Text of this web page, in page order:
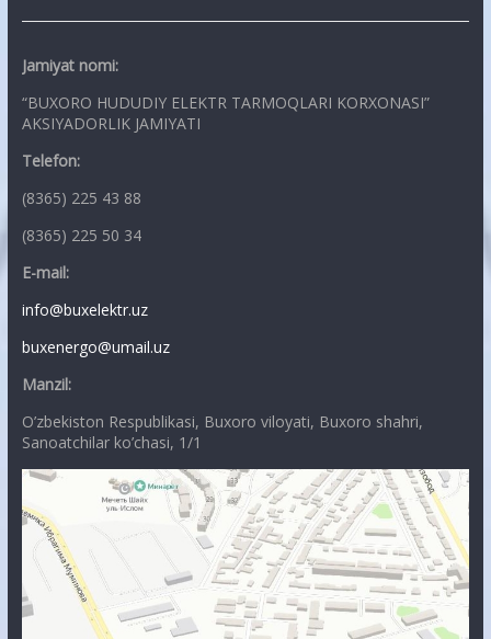
Jamiyat nomi:
“BUXORO HUDUDIY ELEKTR TARMOQLARI KORXONASI”
AKSIYADORLIK JAMIYATI
Telefon:
(8365) 225 43 88
(8365) 225 50 34
E-mail:
info@buxelektr.uz
buxenergo@umail.uz
Manzil:
O’zbekiston Respublikasi, Buxoro viloyati, Buxoro shahri,
Sanoatchilar ko’chasi, 1/1